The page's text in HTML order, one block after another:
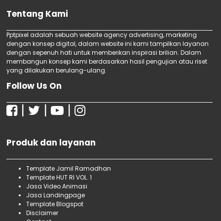
Jasa Webinar SEO
Jasa Digital Marketing Murah
Jasa SEO Bersertifikat Terbaik
Jasa SEO Bersertifikat
Jasa SEO Terbaik di Jakarta
Jasa SEO Produk Makanan dan Minuman
Jasa Menulis SEO Untuk Pemasaran Produk
Jasa SEO Makanan Untuk Home Industri
Jasa SEO One Page Berkualitas
Jasa SEO Bersertifikat di Jakarta dan
Sekitarnya
Terima Kursus SEO Specialist untuk Pemula
Bersama ...
Terima Webinar SEO Gratis untuk Pemula
Bersama Ipt...
Undangan, Jasa video animasi UUD 1945,
Jasa video animasi Buku Import, Jasa video
animasi Agriculture Book Import, Jasa video
animasi Art & Novel Import, Jasa video
animasi Child & Teenager Book Import, Jasa
video animasi Computer Book Import,
Tentang Kami
Pptpixel adalah sebuah website agency advertising, marketing
dengan konsep digital, dalam website ini kami tampilkan layanan
dengan sepenuh hati untuk memberikan inspirasi brilian. Dalam
membangun konsep kami berdasarkan hasil pengujian atau riset
yang dilakukan berulang-ulang.
Follow Us On
| | |
Produk dan layanan
Template Jamil Ramadhan
Template HUT RI VOL. 1
Jasa Video Animasi
Jasa Landingpage
Template Blogspot
Disclaimer